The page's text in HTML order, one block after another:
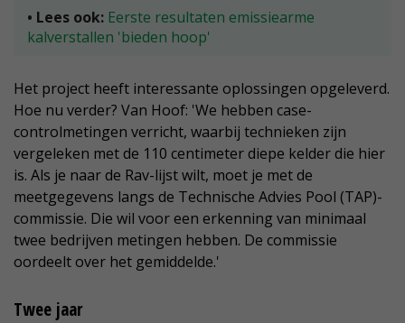
• Lees ook: Eerste resultaten emissiearme
kalverstallen 'bieden hoop'
Het project heeft interessante oplossingen opgeleverd.
Hoe nu verder? Van Hoof: 'We hebben case-
controlmetingen verricht, waarbij technieken zijn
vergeleken met de 110 centimeter diepe kelder die hier
is. Als je naar de Rav-lijst wilt, moet je met de
meetgegevens langs de Technische Advies Pool (TAP)-
commissie. Die wil voor een erkenning van minimaal
twee bedrijven metingen hebben. De commissie
oordeelt over het gemiddelde.'
Twee jaar